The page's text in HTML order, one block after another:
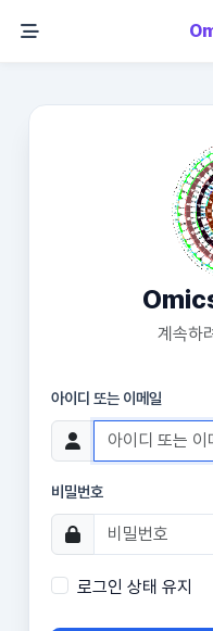
계속하
아이디 또는 이메일
비밀번호
로그인 상태 유지